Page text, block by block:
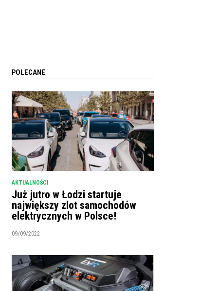
POLECANE
AKTUALNOŚCI
Już jutro w Łodzi startuje
największy zlot samochodów
elektrycznych w Polsce!
09/09/2022